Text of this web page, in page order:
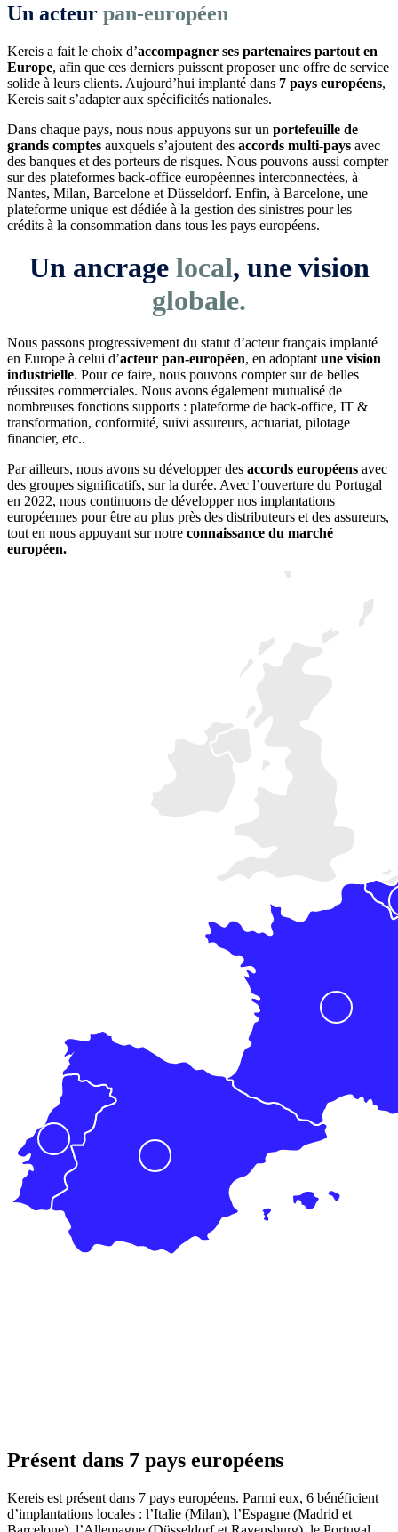
Un acteur pan-européen
Kereis a fait le choix d’accompagner ses partenaires partout en
Europe, afin que ces derniers puissent proposer une offre de service
solide à leurs clients. Aujourd’hui implanté dans 7 pays européens,
Kereis sait s’adapter aux spécificités nationales.
Dans chaque pays, nous nous appuyons sur un portefeuille de
grands comptes auxquels s’ajoutent des accords multi-pays avec
des banques et des porteurs de risques. Nous pouvons aussi compter
sur des plateformes back-office européennes interconnectées, à
Nantes, Milan, Barcelone et Düsseldorf. Enfin, à Barcelone, une
plateforme unique est dédiée à la gestion des sinistres pour les
crédits à la consommation dans tous les pays européens.
Un ancrage local, une vision
globale.
Nous passons progressivement du statut d’acteur français implanté
en Europe à celui d’acteur pan-européen, en adoptant une vision
industrielle. Pour ce faire, nous pouvons compter sur de belles
réussites commerciales. Nous avons également mutualisé de
nombreuses fonctions supports : plateforme de back-office, IT &
transformation, conformité, suivi assureurs, actuariat, pilotage
financier, etc..
Par ailleurs, nous avons su développer des accords européens avec
des groupes significatifs, sur la durée. Avec l’ouverture du Portugal
en 2022, nous continuons de développer nos implantations
européennes pour être au plus près des distributeurs et des assureurs,
tout en nous appuyant sur notre connaissance du marché
européen.
Présent dans 7 pays européens
Kereis est présent dans 7 pays européens. Parmi eux, 6 bénéficient
d’implantations locales : l’Italie (Milan), l’Espagne (Madrid et